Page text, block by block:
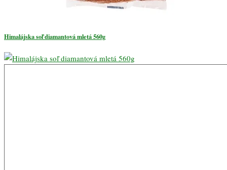
Himalájska soľ diamantová mletá 560g